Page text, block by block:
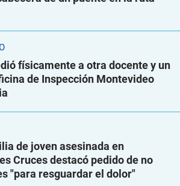
físicamente a otra docente y un
de Inspección Montevideo
de joven asesinada en
Cruces destacó pedido de no
"para resguardar el dolor"